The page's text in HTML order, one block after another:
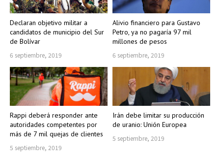
Declaran objetivo militar a
candidatos de municipio del Sur
de Bolívar
6 septiembre, 2019
Alivio financiero para Gustavo
Petro, ya no pagaría 97 mil
millones de pesos
6 septiembre, 2019
Rappi deberá responder ante
autoridades competentes por
más de 7 mil quejas de clientes
5 septiembre, 2019
Irán debe limitar su producción
de uranio: Unión Europea
5 septiembre, 2019